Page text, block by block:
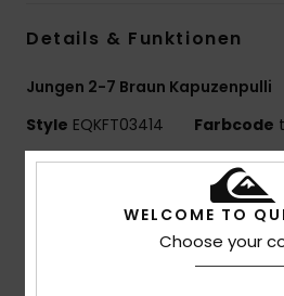
Details & Funktionen
Jungen 2-7 Braun Kapuzenpulli
Style EQKFT03414 Farbcode
Materialzusammensetzung:
Polyester [280 g/m²]
Übergroße
WELCOME TO
Choose your